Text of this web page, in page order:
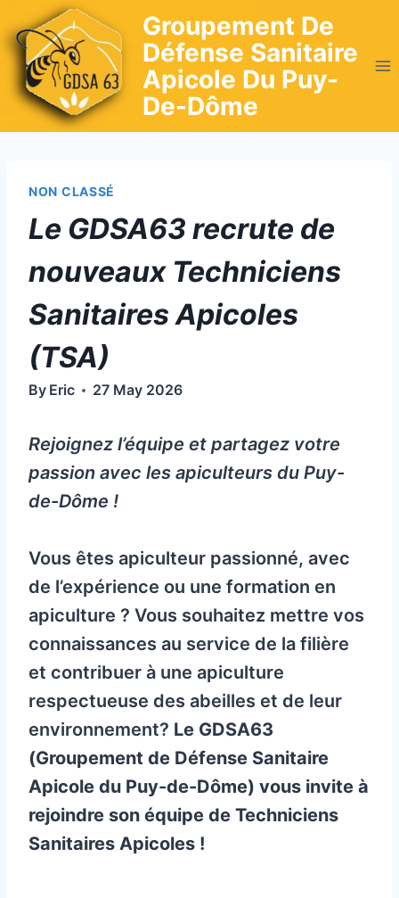
to
content
Groupement De
Défense Sanitaire
Apicole Du Puy-
De-Dôme
NON CLASSÉ
Le GDSA63 recrute de
nouveaux Techniciens
Sanitaires Apicoles
(TSA)
By Eric 27 May 2026
Rejoignez l’équipe et partagez votre
passion avec les apiculteurs du Puy-
de-Dôme !
Vous êtes apiculteur passionné, avec
de l’expérience ou une formation en
apiculture ? Vous souhaitez mettre vos
connaissances au service de la filière
et contribuer à une apiculture
respectueuse des abeilles et de leur
environnement? Le GDSA63
(Groupement de Défense Sanitaire
Apicole du Puy-de-Dôme) vous invite à
rejoindre son équipe de Techniciens
Sanitaires Apicoles !